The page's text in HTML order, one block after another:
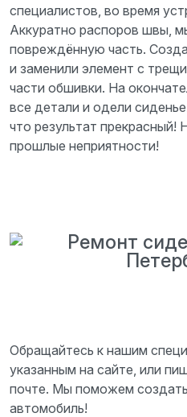
специалистов, во время
Аккуратно распоров швы,
повреждённую часть.
и заменили элемент с
части обшивки. На
все детали и одели
что результат прекрасный!
прошлые неприятности!
Обращайтесь к нашим
указанным на сайте, или
почте. Мы поможем
автомобиль!